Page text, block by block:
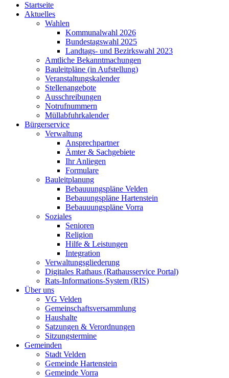
Startseite
Aktuelles
Wahlen
Kommunalwahl 2026
Bundestagswahl 2025
Landtags- und Bezirkswahl 2023
Amtliche Bekanntmachungen
Bauleitpläne (in Aufstellung)
Veranstaltungskalender
Stellenangebote
Ausschreibungen
Notrufnummern
Müllabfuhrkalender
Bürgerservice
Verwaltung
Ansprechpartner
Ämter & Sachgebiete
Ihr Anliegen
Formulare
Bauleitplanung
Bebauuungspläne Velden
Bebauungspläne Hartenstein
Bebauuungspläne Vorra
Soziales
Senioren
Religion
Hilfe & Leistungen
Integration
Verwaltungsgliederung
Digitales Rathaus (Rathausservice Portal)
Rats-Informations-System (RIS)
Über uns
VG Velden
Gemeinschaftsversammlung
Haushalte
Satzungen & Verordnungen
Sitzungstermine
Gemeinden
Stadt Velden
Gemeinde Hartenstein
Gemeinde Vorra